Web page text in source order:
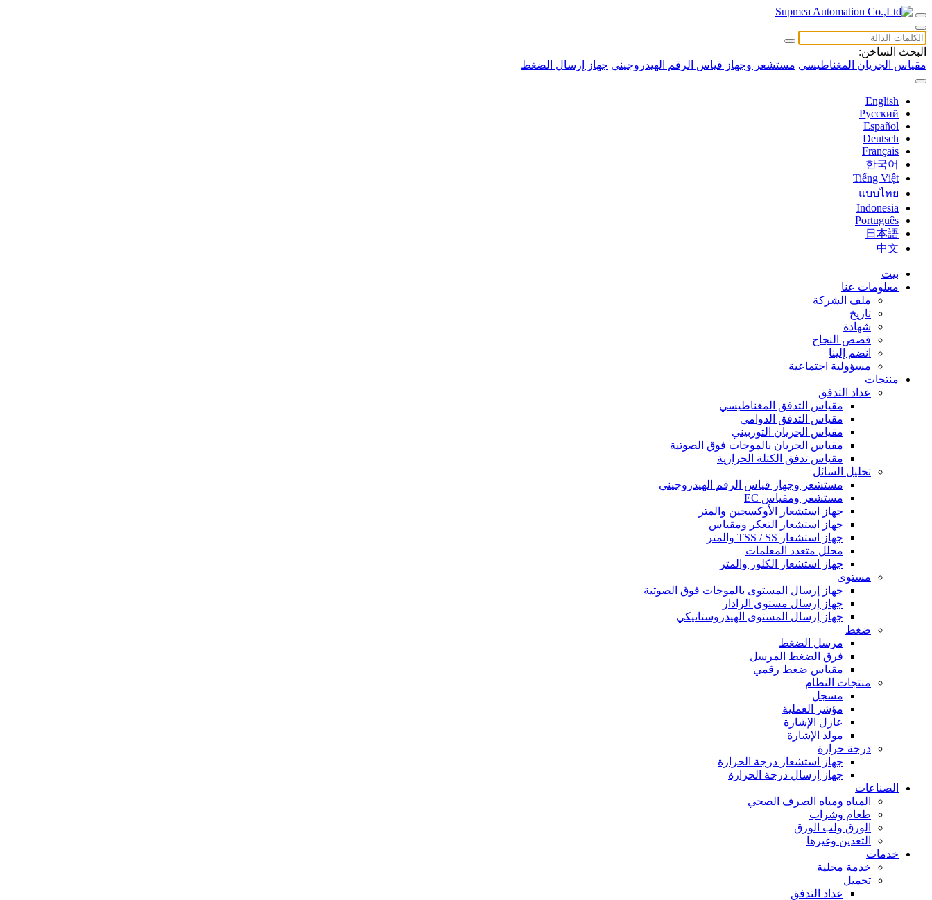
البحث الساخن:
مقياس الجريان المغناطيسي مستشعر وجهاز قياس الرقم الهيدروجيني جهاز إرسال الضغط
English
Русский
Español
Deutsch
Français
한국어
Tiếng Việt
แบบไทย
Indonesia
Português
日本語
中文
بيت
معلومات عنا
ملف الشركة
تاريخ
شهادة
قصص النجاح
انضم إلينا
مسؤولية اجتماعية
منتجات
عداد التدفق
مقياس التدفق المغناطيسي
مقياس التدفق الدوامي
مقياس الجريان التوربيني
مقياس الجريان بالموجات فوق الصوتية
مقياس تدفق الكتلة الحرارية
تحليل السائل
مستشعر وجهاز قياس الرقم الهيدروجيني
مستشعر ومقياس EC
جهاز استشعار الأوكسجين والمتر
جهاز استشعار التعكر ومقياس
جهاز استشعار TSS / SS والمتر
محلل متعدد المعلمات
جهاز استشعار الكلور والمتر
مستوى
جهاز إرسال المستوى بالموجات فوق الصوتية
جهاز إرسال مستوى الرادار
جهاز إرسال المستوى الهيدروستاتيكي
ضغط
مرسل الضغط
فرق الضغط المرسل
مقياس ضغط رقمي
منتجات النظام
مسجل
مؤشر العملية
عازل الإشارة
مولد الإشارة
درجة حرارة
جهاز استشعار درجة الحرارة
جهاز إرسال درجة الحرارة
الصناعات
المياه ومياه الصرف الصحي
طعام وشراب
الورق ولب الورق
التعدين وغيرها
خدمات
خدمة محلية
تحميل
عداد التدفق